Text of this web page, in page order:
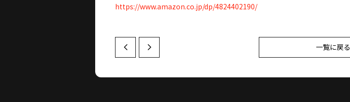
https://www.amazon.co.jp/dp/4824402190/
Prev Next 一覧に戻る